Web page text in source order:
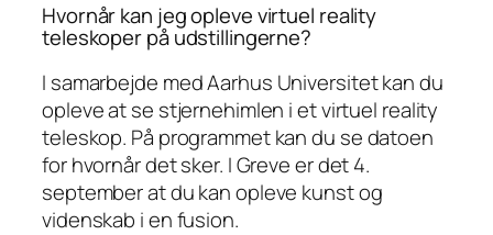
Hvornår kan jeg opleve virtuel reality
teleskoper på udstillingerne?
I samarbejde med Aarhus Universitet kan du
opleve at se stjernehimlen i et virtuel reality
teleskop. På programmet kan du se datoen
for hvornår det sker. I Greve er det 4.
september at du kan opleve kunst og
videnskab i en fusion.